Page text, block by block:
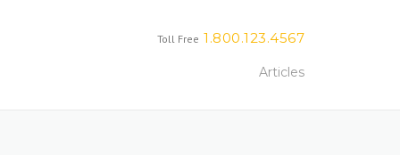
Toll Free 1.800.123.4567
Articles